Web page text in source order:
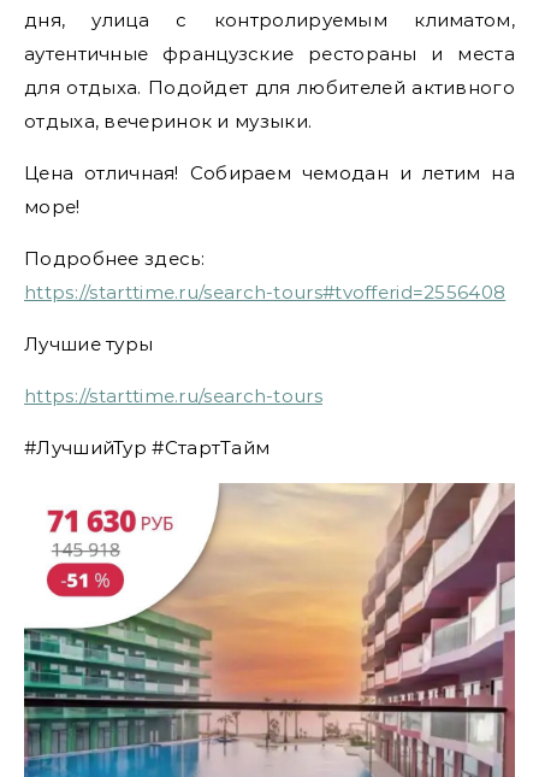
дня, улица с контролируемым климатом,
аутентичные французские рестораны и места
для отдыха. Подойдет для любителей активного
отдыха, вечеринок и музыки.
Цена отличная! Собираем чемодан и летим на
море!
Подробнее здесь:
https://starttime.ru/search-tours#tvofferid=2556408
Лучшие туры
https://starttime.ru/search-tours
#ЛучшийТур #СтартТайм